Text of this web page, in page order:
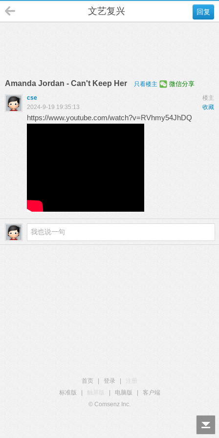
回复
文艺复兴
Amanda Jordan - Can't Keep Her 只看楼主 微信分享
楼主
cse
收藏
2024-9-19 19:35:13
https://www.youtube.com/watch?v=RVhmy54JhDQ
首页 登录
注册
标准版
触屏版 电脑版
客户端
© Comsenz Inc.